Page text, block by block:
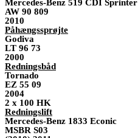
Mercedes-Benz 519 CDI Sprinter
AW 90 809
2010
Påhængssprøjte
Godiva
LT 96 73
2000
Redningsbåd
Tornado
EZ 55 09
2004
2 x 100 HK
Redningslift
Mercedes-Benz 1833 Econic
MSBR S03